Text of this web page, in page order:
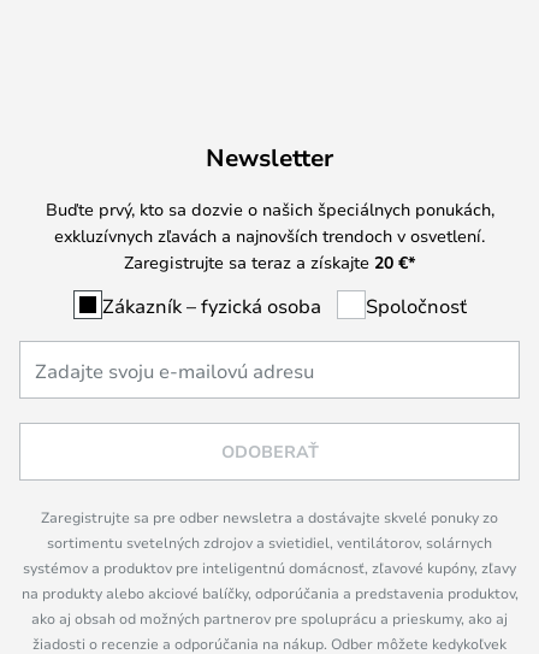
Newsletter
Buďte prvý, kto sa dozvie o našich špeciálnych ponukách,
exkluzívnych zľavách a najnovších trendoch v osvetlení.
Zaregistrujte sa teraz a získajte 20 €*
Zákazník – fyzická osoba Spoločnosť
ODOBERAŤ
Zaregistrujte sa pre odber newsletra a dostávajte skvelé ponuky zo
sortimentu svetelných zdrojov a svietidiel, ventilátorov, solárnych
systémov a produktov pre inteligentnú domácnosť, zľavové kupóny, zľavy
na produkty alebo akciové balíčky, odporúčania a predstavenia produktov,
ako aj obsah od možných partnerov pre spoluprácu a prieskumy, ako aj
žiadosti o recenzie a odporúčania na nákup. Odber môžete kedykoľvek